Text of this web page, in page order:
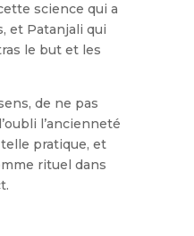
science qui a
et Patanjali qui
le but et les
de ne pas
l’ancienneté
pratique, et
rituel dans